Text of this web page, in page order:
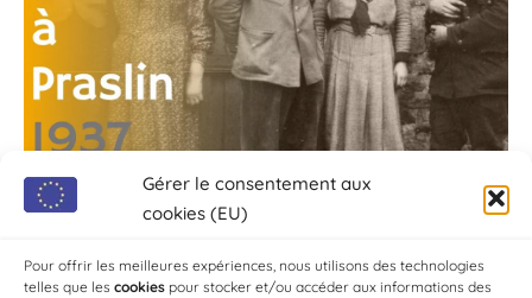
Gérer le consentement aux
cookies (EU)
Pour offrir les meilleures expériences, nous utilisons des technologies
telles que les cookies pour stocker et/ou accéder aux informations des